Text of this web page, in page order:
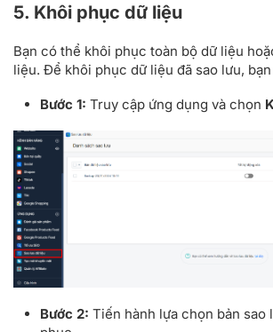
5. Khôi phục dữ liệu
Bạn có thể khôi phục toàn bộ dữ liệu
liệu. Để khôi phục dữ liệu đã sao lưu,
Bước 1: Truy cập ứng dụng và chọn
Bước 2: Tiến hành lựa chọn bản sao